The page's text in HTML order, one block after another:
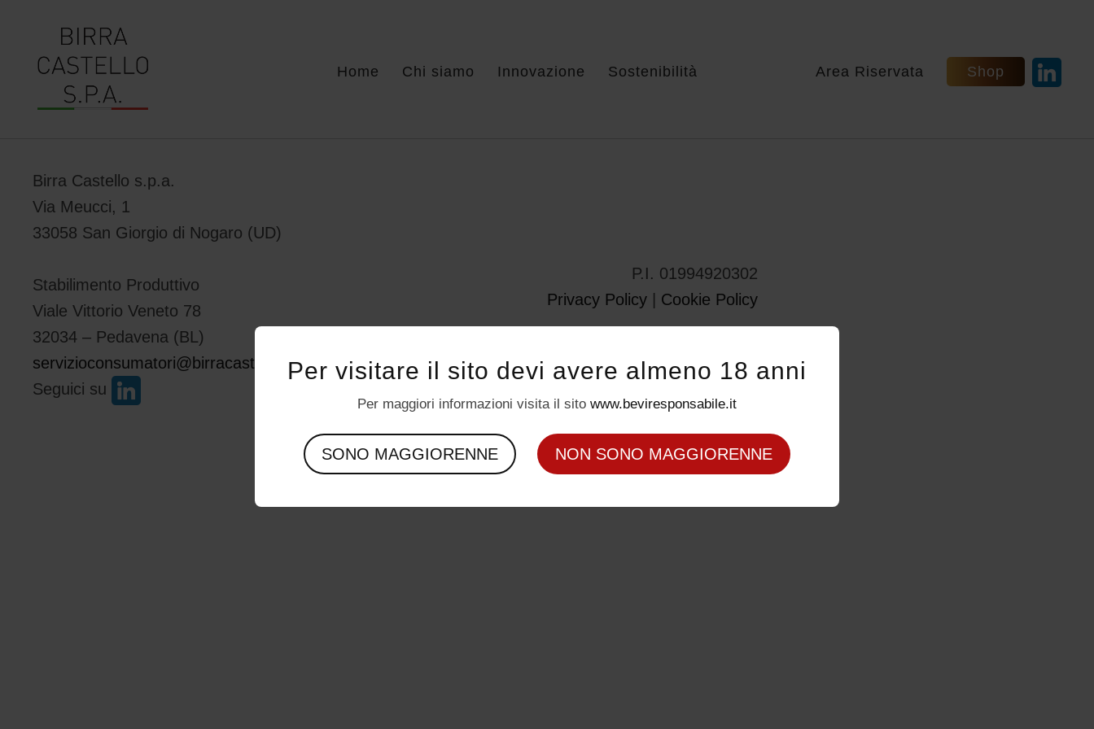
Home Chi siamo Innovazione Sostenibilità Area Riservata Shop
Birra Castello s.p.a.
Via Meucci, 1
33058 San Giorgio di Nogaro (UD)
Stabilimento Produttivo
Viale Vittorio Veneto 78
32034 – Pedavena (BL)
servizioconsumatori@birracastello.it
Seguici su
P.I. 01994920302
Privacy Policy
Cookie Policy
Per visitare il sito devi avere almeno 18 anni
Per maggiori informazioni visita il sito www.beviresponsabile.it
SONO MAGGIORENNE NON SONO MAGGIORENNE